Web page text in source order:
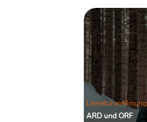
Roman "Krieg"
Literaturverfilmung
ARD und ORF